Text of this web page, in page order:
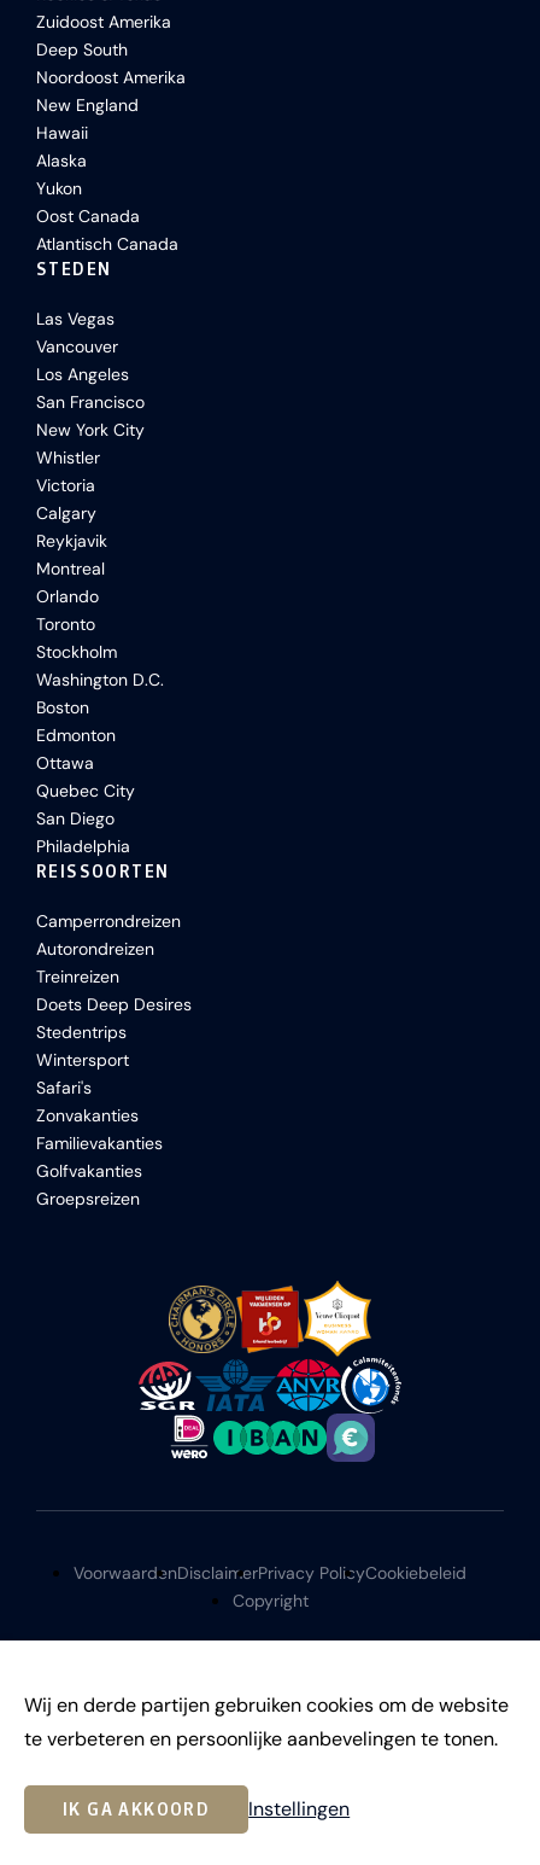
Wij en derde partijen gebruiken cookies om de website
te verbeteren en persoonlijke aanbevelingen te tonen.
IK GA AKKOORD Instellingen
Zuidoost Amerika
Deep South
Noordoost Amerika
New England
Hawaii
Alaska
Yukon
Oost Canada
Atlantisch Canada
STEDEN
Las Vegas
Vancouver
Los Angeles
San Francisco
New York City
Whistler
Victoria
Calgary
Reykjavik
Montreal
Orlando
Toronto
Stockholm
Washington D.C.
Boston
Edmonton
Ottawa
Quebec City
San Diego
Philadelphia
REISSOORTEN
Camperrondreizen
Autorondreizen
Treinreizen
Doets Deep Desires
Stedentrips
Wintersport
Safari's
Zonvakanties
Familievakanties
Golfvakanties
Groepsreizen
VoorwaardenDisclaimerPrivacy PolicyCookiebeleid
Copyright
©2026